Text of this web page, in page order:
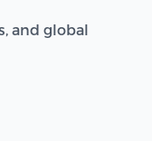
and global